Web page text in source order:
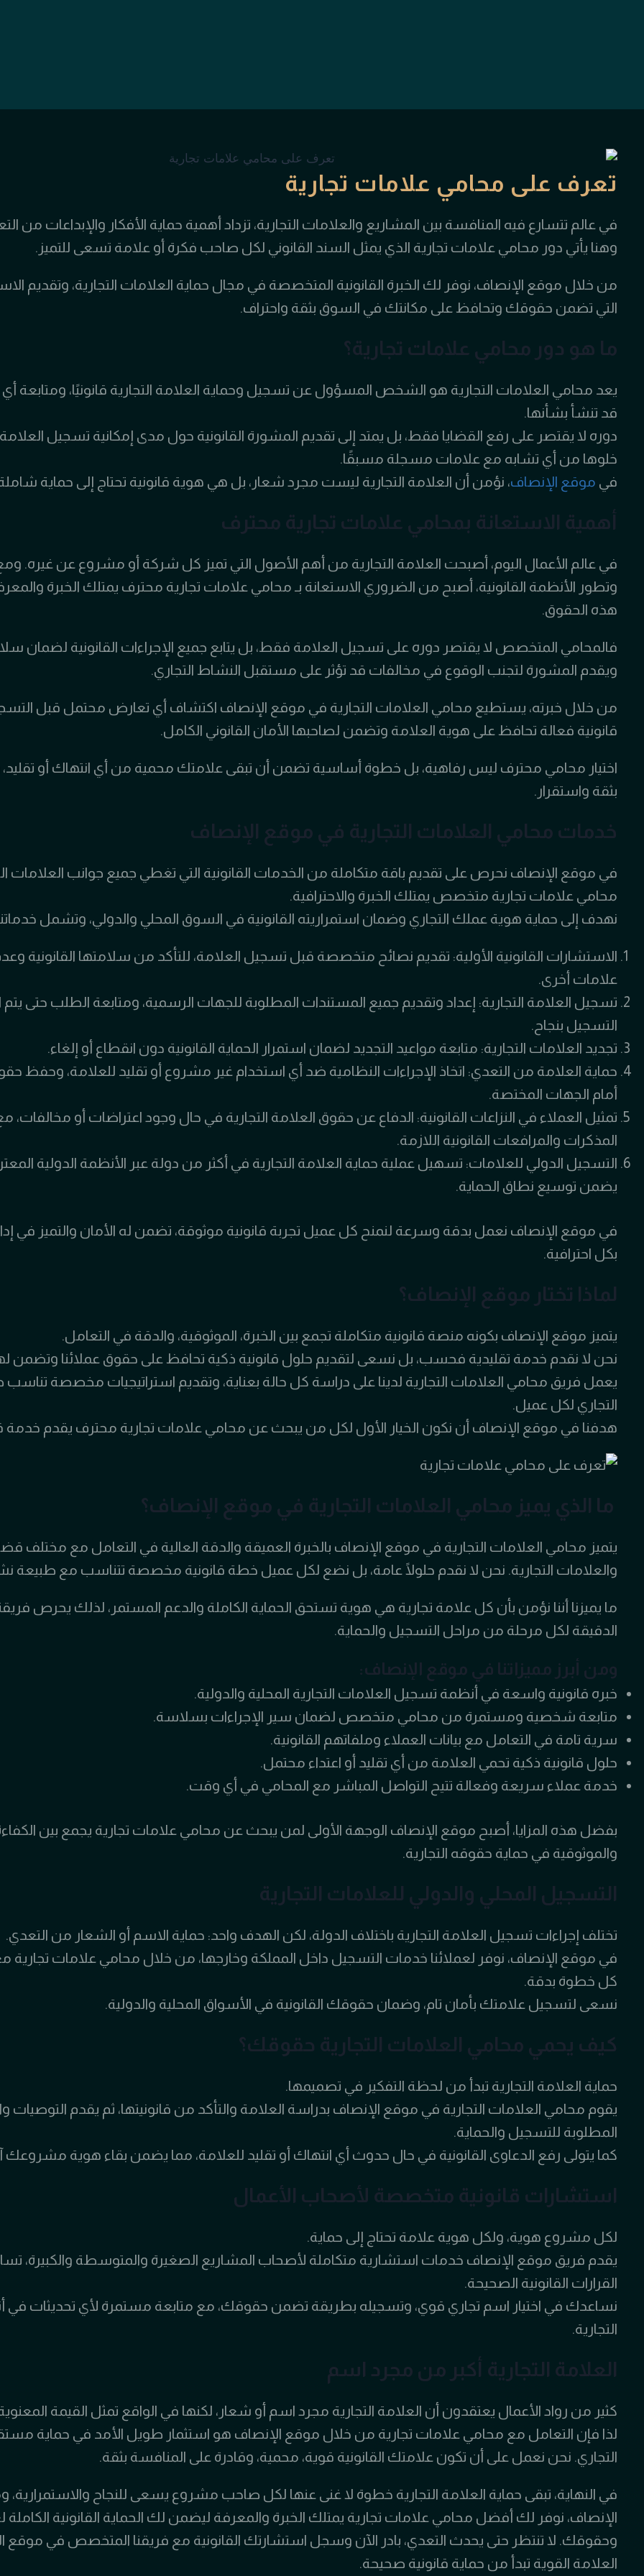
تعرف على محامي علامات تجارية
في عالم تتسارع فيه المنافسة بين المشاريع والعلامات التجارية، تزداد أهمية حماية الأفكار والإبداعات من
وهنا يأتي دور محامي علامات تجارية الذي يمثل السند القانوني لكل صاحب فكرة أو علامة تسعى للتميز.
من خلال موقع الإنصاف، نوفر لك الخبرة القانونية المتخصصة في مجال حماية العلامات التجارية، وتقديم
التي تضمن حقوقك وتحافظ على مكانتك في السوق بثقة واحتراف.
ما هو دور محامي علامات تجارية؟
يعد محامي العلامات التجارية هو الشخص المسؤول عن تسجيل وحماية العلامة التجارية قانونيًا، ومتابعة أي
قد تنشأ بشأنها.
دوره لا يقتصر على رفع القضايا فقط، بل يمتد إلى تقديم المشورة القانونية حول مدى إمكانية تسجيل
خلوها من أي تشابه مع علامات مسجلة مسبقًا.
في موقع الإنصاف، نؤمن أن العلامة التجارية ليست مجرد شعار، بل هي هوية قانونية تحتاج إلى حماية
أهمية الاستعانة بمحامي علامات تجارية محترف
في عالم الأعمال اليوم، أصبحت العلامة التجارية من أهم الأصول التي تميز كل شركة أو مشروع عن غيره. ومع
وتطور الأنظمة القانونية، أصبح من الضروري الاستعانة بـ محامي علامات تجارية محترف يمتلك الخبرة
هذه الحقوق.
فالمحامي المتخصص لا يقتصر دوره على تسجيل العلامة فقط، بل يتابع جميع الإجراءات القانونية لضمان
ويقدم المشورة لتجنب الوقوع في مخالفات قد تؤثر على مستقبل النشاط التجاري.
من خلال خبرته، يستطيع محامي العلامات التجارية في موقع الإنصاف اكتشاف أي تعارض محتمل قبل
قانونية فعالة تحافظ على هوية العلامة وتضمن لصاحبها الأمان القانوني الكامل.
اختيار محامي محترف ليس رفاهية، بل خطوة أساسية تضمن أن تبقى علامتك محمية من أي انتهاك أو تقليد،
بثقة واستقرار.
خدمات محامي العلامات التجارية في موقع الإنصاف
في موقع الإنصاف نحرص على تقديم باقة متكاملة من الخدمات القانونية التي تغطي جميع جوانب العلامات
محامي علامات تجارية متخصص يمتلك الخبرة والاحترافية.
نهدف إلى حماية هوية عملك التجاري وضمان استمراريته القانونية في السوق المحلي والدولي، وتشمل
الاستشارات القانونية الأولية: تقديم نصائح متخصصة قبل تسجيل العلامة، للتأكد من سلامتها القانونية
علامات أخرى.
تسجيل العلامة التجارية: إعداد وتقديم جميع المستندات المطلوبة للجهات الرسمية، ومتابعة الطلب حتى يتم
التسجيل بنجاح.
تجديد العلامات التجارية: متابعة مواعيد التجديد لضمان استمرار الحماية القانونية دون انقطاع أو إلغاء.
حماية العلامة من التعدي: اتخاذ الإجراءات النظامية ضد أي استخدام غير مشروع أو تقليد للعلامة، وحفظ
أمام الجهات المختصة.
تمثيل العملاء في النزاعات القانونية: الدفاع عن حقوق العلامة التجارية في حال وجود اعتراضات أو مخالفات،
المذكرات والمرافعات القانونية اللازمة.
التسجيل الدولي للعلامات: تسهيل عملية حماية العلامة التجارية في أكثر من دولة عبر الأنظمة الدولية
يضمن توسيع نطاق الحماية.
في موقع الإنصاف نعمل بدقة وسرعة لنمنح كل عميل تجربة قانونية موثوقة، تضمن له الأمان والتميز في
بكل احترافية.
لماذا تختار موقع الإنصاف؟
يتميز موقع الإنصاف بكونه منصة قانونية متكاملة تجمع بين الخبرة، الموثوقية، والدقة في التعامل.
نحن لا نقدم خدمة تقليدية فحسب، بل نسعى لتقديم حلول قانونية ذكية تحافظ على حقوق عملائنا وتضمن
يعمل فريق محامي العلامات التجارية لدينا على دراسة كل حالة بعناية، وتقديم استراتيجيات مخصصة
التجاري لكل عميل.
هدفنا في موقع الإنصاف أن نكون الخيار الأول لكل من يبحث عن محامي علامات تجارية محترف يقدم خدمة
ما الذي يميز محامي العلامات التجارية في موقع الإنصاف؟
يتميز محامي العلامات التجارية في موقع الإنصاف بالخبرة العميقة والدقة العالية في التعامل مع مختلف
والعلامات التجارية. نحن لا نقدم حلولًا عامة، بل نضع لكل عميل خطة قانونية مخصصة تتناسب مع طبيعة
ما يميزنا أننا نؤمن بأن كل علامة تجارية هي هوية تستحق الحماية الكاملة والدعم المستمر، لذلك يحرص
الدقيقة لكل مرحلة من مراحل التسجيل والحماية.
ومن أبرز مميزاتنا في موقع الإنصاف:
خبره قانونية واسعة في أنظمة تسجيل العلامات التجارية المحلية والدولية.
متابعة شخصية ومستمرة من محامي متخصص لضمان سير الإجراءات بسلاسة.
سرية تامة في التعامل مع بيانات العملاء وملفاتهم القانونية.
حلول قانونية ذكية تحمي العلامة من أي تقليد أو اعتداء محتمل.
خدمة عملاء سريعة وفعالة تتيح التواصل المباشر مع المحامي في أي وقت.
بفضل هذه المزايا، أصبح موقع الإنصاف الوجهة الأولى لمن يبحث عن محامي علامات تجارية يجمع بين الكفاءة،
والموثوقية في حماية حقوقه التجارية.
التسجيل المحلي والدولي للعلامات التجارية
تختلف إجراءات تسجيل العلامة التجارية باختلاف الدولة، لكن الهدف واحد: حماية الاسم أو الشعار من التعدي.
في موقع الإنصاف، نوفر لعملائنا خدمات التسجيل داخل المملكة وخارجها، من خلال محامي علامات تجارية
كل خطوة بدقة.
نسعى لتسجيل علامتك بأمان تام، وضمان حقوقك القانونية في الأسواق المحلية والدولية.
كيف يحمي محامي العلامات التجارية حقوقك؟
حماية العلامة التجارية تبدأ من لحظة التفكير في تصميمها.
يقوم محامي العلامات التجارية في موقع الإنصاف بدراسة العلامة والتأكد من قانونيتها، ثم يقدم التوصيات
المطلوبة للتسجيل والحماية.
كما يتولى رفع الدعاوى القانونية في حال حدوث أي انتهاك أو تقليد للعلامة، مما يضمن بقاء هوية مشروعك
استشارات قانونية متخصصة لأصحاب الأعمال
لكل مشروع هوية، ولكل هوية علامة تحتاج إلى حماية.
يقدم فريق موقع الإنصاف خدمات استشارية متكاملة لأصحاب المشاريع الصغيرة والمتوسطة والكبيرة،
القرارات القانونية الصحيحة.
نساعدك في اختيار اسم تجاري قوي، وتسجيله بطريقة تضمن حقوقك، مع متابعة مستمرة لأي تحديثات في
التجارية.
العلامة التجارية أكبر من مجرد اسم
كثير من رواد الأعمال يعتقدون أن العلامة التجارية مجرد اسم أو شعار، لكنها في الواقع تمثل القيمة
لذا فإن التعامل مع محامي علامات تجارية من خلال موقع الإنصاف هو استثمار طويل الأمد في حماية
التجاري. نحن نعمل على أن تكون علامتك القانونية قوية، محمية، وقادرة على المنافسة بثقة.
في النهاية، تبقى حماية العلامة التجارية خطوة لا غنى عنها لكل صاحب مشروع يسعى للنجاح
الإنصاف، نوفر لك أفضل محامي علامات تجارية يمتلك الخبرة والمعرفة ليضمن لك الحماية القانونية الكاملة
وحقوقك. لا تنتظر حتى يحدث التعدي، بادر الآن وسجل استشارتك القانونية مع فريقنا المتخصص في موقع
العلامة القوية تبدأ من حماية قانونية صحيحة.